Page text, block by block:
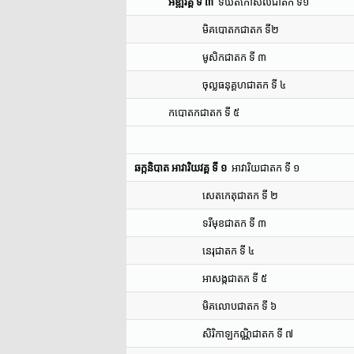
មិគបោតកជាតក ទី២
មូសិកជាតក ទី ៣
ចុល្លធនុគ្គហជាតក ទី ៤
កបោតកជាតក ទី ៥
ឆក្កនិបាត អាវារិយវគ្គ ទី ១ អាវារិយជាតក ទី ១
សេតកេតុជាតក ទី ២
ទរីមុខជាតក ទី ៣
នេរុជាតក ទី ៤
អាសង្កជាតក ទី ៥
មិគលោបជាតក ទី ៦
សិរិកាឡកណ្ណិជាតក ទី ៧